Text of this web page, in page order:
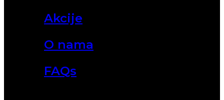
Akcije
O nama
FAQs